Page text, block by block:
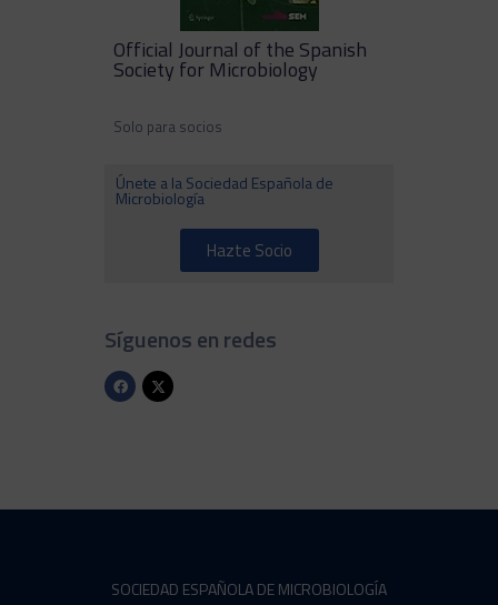
Official Journal of the Spanish
Society for Microbiology
Solo para socios
Únete a la Sociedad Española de
Microbiología
Hazte Socio
Síguenos en redes
SOCIEDAD ESPAÑOLA DE MICROBIOLOGÍA